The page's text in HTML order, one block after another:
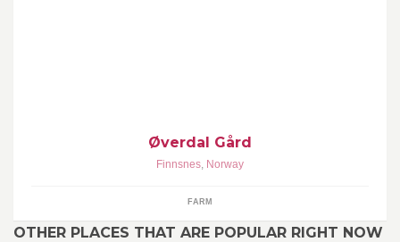
Øverdal Gård
Finnsnes, Norway
FARM
OTHER PLACES THAT ARE POPULAR RIGHT NOW